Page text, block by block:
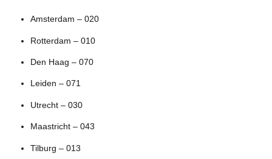
Amsterdam – 020
Rotterdam – 010
Den Haag – 070
Leiden – 071
Utrecht – 030
Maastricht – 043
Tilburg – 013